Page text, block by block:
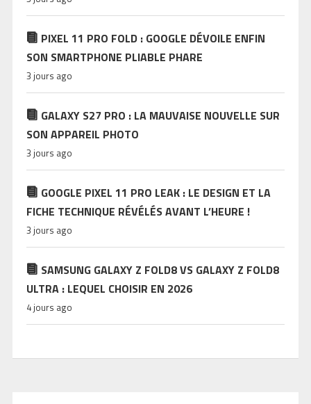
PIXEL 11 PRO FOLD : GOOGLE DÉVOILE ENFIN
SON SMARTPHONE PLIABLE PHARE
3 jours ago
GALAXY S27 PRO : LA MAUVAISE NOUVELLE SUR
SON APPAREIL PHOTO
3 jours ago
GOOGLE PIXEL 11 PRO LEAK : LE DESIGN ET LA
FICHE TECHNIQUE RÉVÉLÉS AVANT L’HEURE !
3 jours ago
SAMSUNG GALAXY Z FOLD8 VS GALAXY Z FOLD8
ULTRA : LEQUEL CHOISIR EN 2026
4 jours ago